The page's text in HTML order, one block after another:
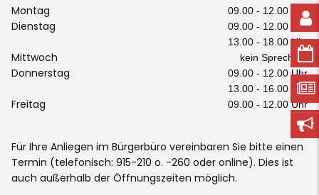
Montag 09.00 - 12.00 Uhr
Dienstag
09.00 - 12.00 Uhr
13.00 - 18.00 Uhr
Mittwoch kein Sprechtag
Donnerstag
09.00 - 12.00 Uhr
13.00 - 16.00 Uhr
Freitag 09.00 - 12.00 Uhr
Für Ihre Anliegen im Bürgerbüro vereinbaren Sie bitte einen
Termin (telefonisch: 915-210 o. -260 oder online). Dies ist
auch außerhalb der Öffnungszeiten möglich.